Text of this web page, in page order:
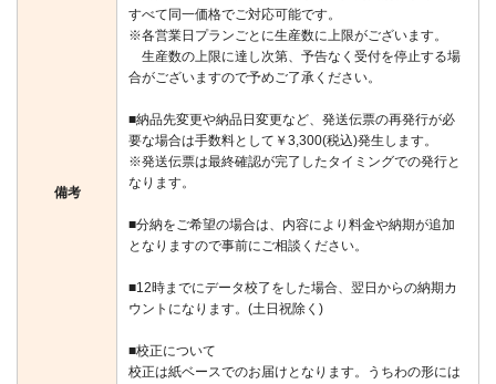
備考
すべて同一価格でご対応可能です。
※各営業日プランごとに生産数に上限がございます。
生産数の上限に達し次第、予告なく受付を停止する場
合がございますので予めご了承ください。
■納品先変更や納品日変更など、発送伝票の再発行が必
要な場合は手数料として￥3,300(税込)発生します。
※発送伝票は最終確認が完了したタイミングでの発行と
なります。
■分納をご希望の場合は、内容により料金や納期が追加
となりますので事前にご相談ください。
■12時までにデータ校了をした場合、翌日からの納期カ
ウントになります。(土日祝除く)
■校正について
校正は紙ベースでのお届けとなります。うちわの形には